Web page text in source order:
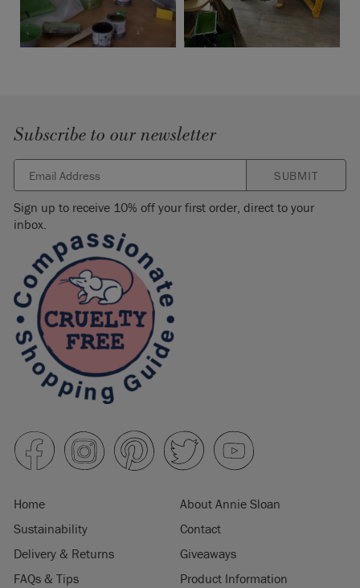
Subscribe to our newsletter
SUBMIT
Sign up to receive 10% off your first order, direct to your
inbox.
Home
About Annie Sloan
Sustainability
Contact
Delivery & Returns
Giveaways
FAQs & Tips
Product Information